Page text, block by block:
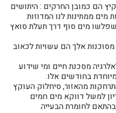
הם כמובן החרקים : היתושים
מים ממתינות לנו המדוזות
שפלשו מים סוף דרך תעלת סואץ
מסוכנות אלך הם עשויות לכאוב
מסכנת חיים ומי שידוע
בחודשים אלו.
מהאזור, סיחלוק העוקץ
למשל דווקא מים חמים
בהתאם לחומרת הבעייה.